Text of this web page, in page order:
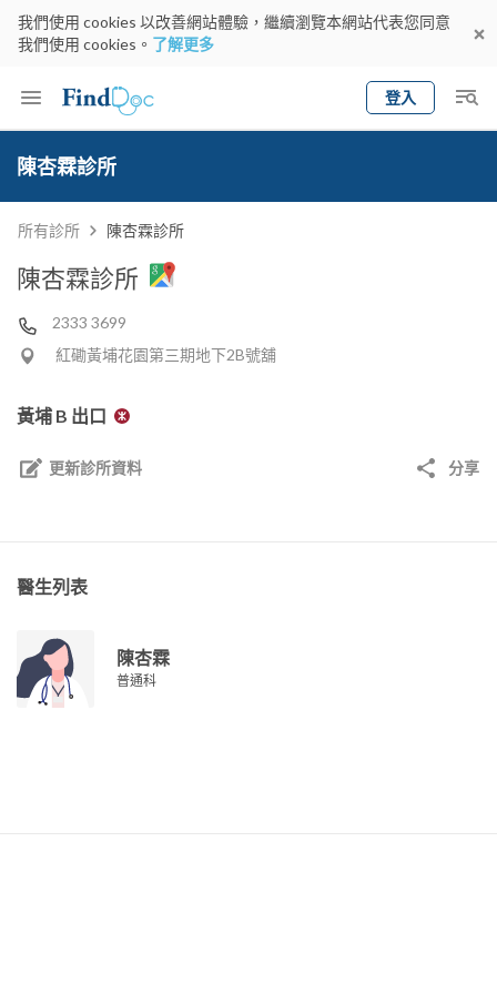
我們使用 cookies 以改善網站體驗，繼續瀏覽本網站代表您同意
我們使用 cookies。 了解更多
登入
Keyword
陳杏霖診所
所有診所 陳杏霖診所
陳杏霖診所
2333 3699
紅磡黃埔花園第三期地下2B號舖
黃埔 B 出口
更新診所資料 分享
醫生列表
陳杏霖
普通科